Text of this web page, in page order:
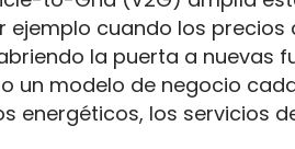
ejemplo cuando los
la puerta a nuevas
un modelo de negocio
energéticos, los servicios